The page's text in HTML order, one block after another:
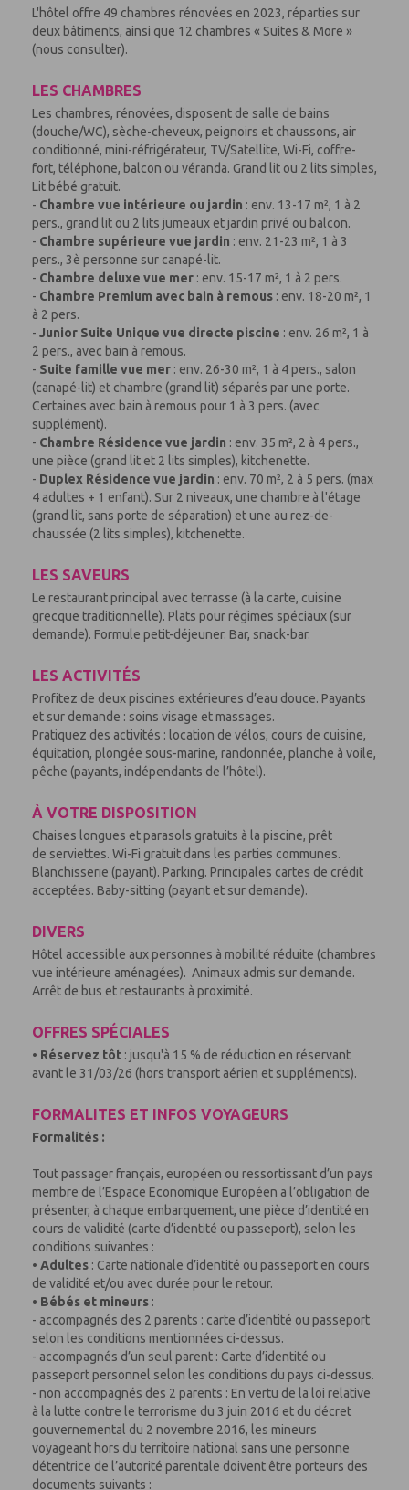
L'hôtel offre 49 chambres rénovées en 2023, réparties sur
deux bâtiments, ainsi que 12 chambres « Suites & More »
(nous consulter).
LES CHAMBRES
Les chambres, rénovées, disposent de salle de bains
(douche/WC), sèche-cheveux, peignoirs et chaussons, air
conditionné, mini-réfrigérateur, TV/Satellite, Wi-Fi, coffre-
fort, téléphone, balcon ou véranda. Grand lit ou 2 lits simples,
Lit bébé gratuit.
- Chambre vue intérieure ou jardin : env. 13-17 m², 1 à 2
pers., grand lit ou 2 lits jumeaux et jardin privé ou balcon.
- Chambre supérieure vue jardin : env. 21-23 m², 1 à 3
pers., 3è personne sur canapé-lit.
- Chambre deluxe vue mer : env. 15-17 m², 1 à 2 pers.
- Chambre Premium avec bain à remous : env. 18-20 m², 1
à 2 pers.
- Junior Suite Unique vue directe piscine : env. 26 m², 1 à
2 pers., avec bain à remous.
- Suite famille vue mer : env. 26-30 m², 1 à 4 pers., salon
(canapé-lit) et chambre (grand lit) séparés par une porte.
Certaines avec bain à remous pour 1 à 3 pers. (avec
supplément).
- Chambre Résidence vue jardin : env. 35 m², 2 à 4 pers.,
une pièce (grand lit et 2 lits simples), kitchenette.
- Duplex Résidence vue jardin : env. 70 m², 2 à 5 pers. (max
4 adultes + 1 enfant). Sur 2 niveaux, une chambre à l'étage
(grand lit, sans porte de séparation) et une au rez-de-
chaussée (2 lits simples), kitchenette.
LES SAVEURS
Le restaurant principal avec terrasse (à la carte, cuisine
grecque traditionnelle). Plats pour régimes spéciaux (sur
demande). Formule petit-déjeuner. Bar, snack-bar.
LES ACTIVITÉS
Profitez de deux piscines extérieures d’eau douce. Payants
et sur demande : soins visage et massages.
Pratiquez des activités : location de vélos, cours de cuisine,
équitation, plongée sous-marine, randonnée, planche à voile,
pêche (payants, indépendants de l’hôtel).
À VOTRE DISPOSITION
Chaises longues et parasols gratuits à la piscine, prêt
de serviettes. Wi-Fi gratuit dans les parties communes.
Blanchisserie (payant). Parking. Principales cartes de crédit
acceptées. Baby-sitting (payant et sur demande).
DIVERS
Hôtel accessible aux personnes à mobilité réduite (chambres
vue intérieure aménagées). Animaux admis sur demande.
Arrêt de bus et restaurants à proximité.
OFFRES SPÉCIALES
• Réservez tôt : jusqu'à 15 % de réduction en réservant
avant le 31/03/26 (hors transport aérien et suppléments).
FORMALITES ET INFOS VOYAGEURS
Formalités :
Tout passager français, européen ou ressortissant d’un pays
membre de l’Espace Economique Européen a l’obligation de
présenter, à chaque embarquement, une pièce d’identité en
cours de validité (carte d’identité ou passeport), selon les
conditions suivantes :
• Adultes : Carte nationale d’identité ou passeport en cours
de validité et/ou avec durée pour le retour.
• Bébés et mineurs :
- accompagnés des 2 parents : carte d’identité ou passeport
selon les conditions mentionnées ci-dessus.
- accompagnés d’un seul parent : Carte d’identité ou
passeport personnel selon les conditions du pays ci-dessus.
- non accompagnés des 2 parents : En vertu de la loi relative
à la lutte contre le terrorisme du 3 juin 2016 et du décret
gouvernemental du 2 novembre 2016, les mineurs
voyageant hors du territoire national sans une personne
détentrice de l’autorité parentale doivent être porteurs des
documents suivants :